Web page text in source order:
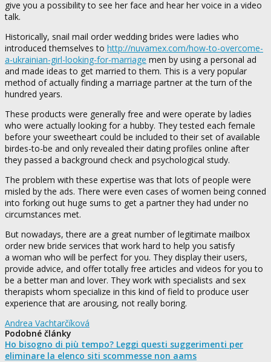
give you a possibility to see her face and hear her voice in a video
talk.
Historically, snail mail order wedding brides were ladies who
introduced themselves to http://nuvamex.com/how-to-overcome-
a-ukrainian-girl-looking-for-marriage men by using a personal ad
and made ideas to get married to them. This is a very popular
method of actually finding a marriage partner at the turn of the
hundred years.
These products were generally free and were operate by ladies
who were actually looking for a hubby. They tested each female
before your sweetheart could be included to their set of available
birdes-to-be and only revealed their dating profiles online after
they passed a background check and psychological study.
The problem with these expertise was that lots of people were
misled by the ads. There were even cases of women being conned
into forking out huge sums to get a partner they had under no
circumstances met.
But nowadays, there are a great number of legitimate mailbox
order new bride services that work hard to help you satisfy
a woman who will be perfect for you. They display their users,
provide advice, and offer totally free articles and videos for you to
be a better man and lover. They work with specialists and sex
therapists whom specialize in this kind of field to produce user
experience that are arousing, not really boring.
Andrea Vachtarčíková
Podobné články
Ho bisogno di più tempo? Leggi questi suggerimenti per
eliminare la elenco siti scommesse non aams